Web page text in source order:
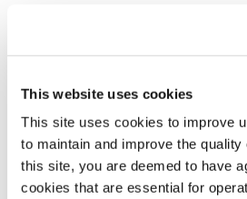
This website uses cookies
This site uses cookies to improve
to maintain and improve the
this site, you are deemed to have
cookies that are essential for
ある。
総合スコアが下位5～20%に位置する経営
項目として、「労働時間管理の徹底」 「社
罰の徹底」「社外ネットワークの活用」「